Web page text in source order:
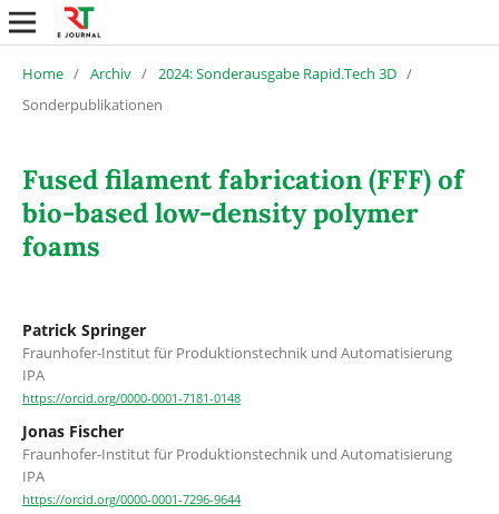
Home / Archiv / 2024: Sonderausgabe Rapid.Tech 3D /
Sonderpublikationen
Fused filament fabrication (FFF) of
bio-based low-density polymer
foams
Patrick Springer
Fraunhofer-Institut für Produktionstechnik und Automatisierung
IPA
https://orcid.org/0000-0001-7181-0148
Jonas Fischer
Fraunhofer-Institut für Produktionstechnik und Automatisierung
IPA
https://orcid.org/0000-0001-7296-9644